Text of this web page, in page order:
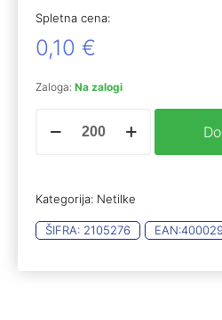
Spletna cena:
0,10 €
Zaloga: Na zalogi
cap
anzdh
1081
4flug
Kategorija: Netilke
ŠIFRA: 2105276 EAN: